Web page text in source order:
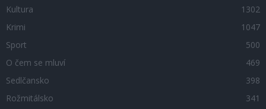
Kultura
1302
Krimi
1047
Sport
500
O čem se mluví
469
Sedlčansko
398
Rožmitálsko
341